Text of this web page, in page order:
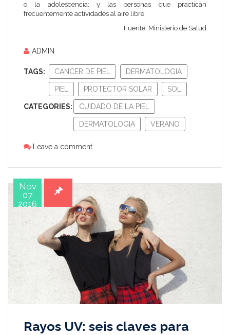
o la adolescencia; y las personas que practican
frecuentemente actividades al aire libre.
Fuente: Ministerio de Salud
ADMIN
TAGS: CANCER DE PIEL DERMATOLOGIA
PIEL PROTECTOR SOLAR SOL
CATEGORIES: CUIDADO DE LA PIEL
DERMATOLOGIA VERANO
Leave a comment
Nov
07
2016
Rayos UV: seis claves para